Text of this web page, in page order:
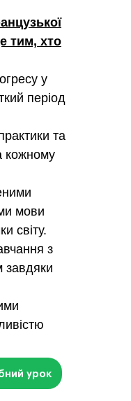
урок
тим, хто
у
період
та
кожному
мови
світу.
з
завдяки